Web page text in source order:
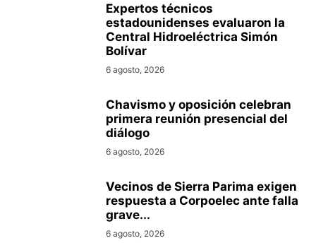
Expertos técnicos
estadounidenses evaluaron la
Central Hidroeléctrica Simón
Bolívar
6 agosto, 2026
Chavismo y oposición celebran
primera reunión presencial del
diálogo
6 agosto, 2026
Vecinos de Sierra Parima exigen
respuesta a Corpoelec ante falla
grave...
6 agosto, 2026